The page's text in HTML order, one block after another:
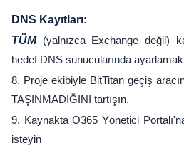
DNS Kayıtları:
TÜM(yalnızca Exchange değil)
hedef DNS sunucularında
8. Proje ekibiyle BitTitan geçiş
TAŞINMADIĞINI tartışın.
9. Kaynakta O365 Yönetici
isteyin